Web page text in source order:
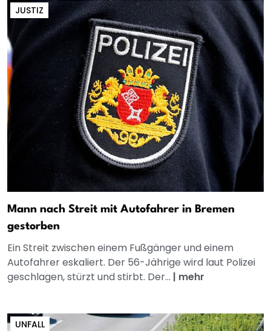
JUSTIZ
Mann nach Streit mit Autofahrer in Bremen
gestorben
Ein Streit zwischen einem Fußgänger und einem
Autofahrer eskaliert. Der 56-Jährige wird laut Polizei
geschlagen, stürzt und stirbt. Der... | mehr
UNFALL